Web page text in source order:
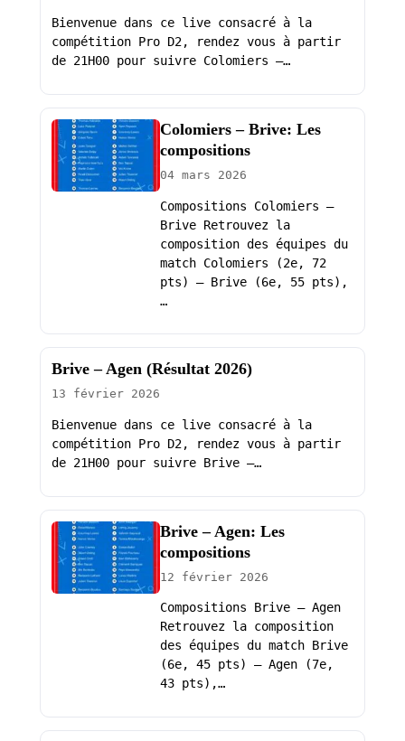
Bienvenue dans ce live consacré à la
compétition Pro D2, rendez vous à partir
de 21H00 pour suivre Colomiers –…
Colomiers – Brive: Les
compositions
04 mars 2026
Compositions Colomiers –
Brive Retrouvez la
composition des équipes du
match Colomiers (2e, 72
pts) – Brive (6e, 55 pts),
…
Brive – Agen (Résultat 2026)
13 février 2026
Bienvenue dans ce live consacré à la
compétition Pro D2, rendez vous à partir
de 21H00 pour suivre Brive –…
Brive – Agen: Les
compositions
12 février 2026
Compositions Brive – Agen
Retrouvez la composition
des équipes du match Brive
(6e, 45 pts) – Agen (7e,
43 pts),…